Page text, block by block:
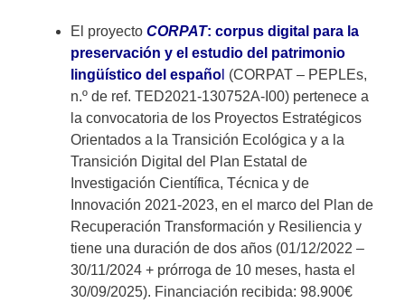
El proyecto CORPAT: corpus digital para la
preservación y el estudio del patrimonio
lingüístico del españo (CORPAT – PEPLEs,
n.º de ref. TED2021-130752A-I00) pertenece a
la convocatoria de los Proyectos Estratégicos
Orientados a la Transición Ecológica y a la
Transición Digital del Plan Estatal de
Investigación Científica, Técnica y de
Innovación 2021-2023, en el marco del Plan de
Recuperación Transformación y Resiliencia y
tiene una duración de dos años (01/12/2022 –
30/11/2024 + prórroga de 10 meses, hasta el
30/09/2025). Financiación recibida: 98.900€